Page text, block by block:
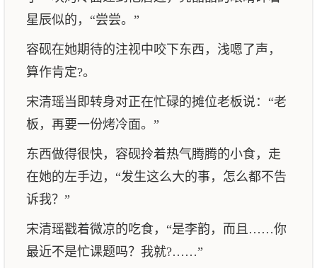
星辰似的，“尝尝。”
容砚在她期待的注视中咬下东西，浅嗯了声，
算作肯定?。
宋清瑶当即转身对正在忙碌的摊位老板说：“老
板，再要一份烤冷面。”
东西做得很快，容砚拎着热气腾腾的小食，走
在她的左手边，“发生这么大的事，怎么都不告
诉我？”
宋清瑶戳着微凉的吃食，“是李韵，而且……你
最近不是忙课题吗？我就?……”